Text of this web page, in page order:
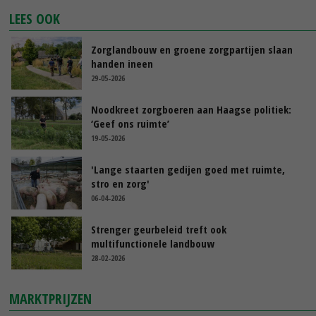
LEES OOK
Zorglandbouw en groene zorgpartijen slaan
handen ineen
29-05-2026
Noodkreet zorgboeren aan Haagse politiek:
‘Geef ons ruimte’
19-05-2026
'Lange staarten gedijen goed met ruimte,
stro en zorg'
06-04-2026
Strenger geurbeleid treft ook
multifunctionele landbouw
28-02-2026
MARKTPRIJZEN